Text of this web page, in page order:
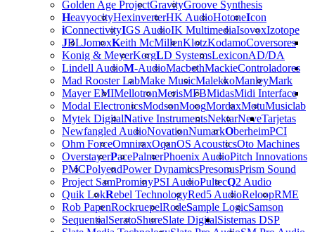
Golden Age ProjectGravityGroove Synthesis
HeavyocityHexinverterHK AudioHotoneIcon
iConnectivityIGS AudioIK MultimediaIsovoxIzotope
JBLJomoxKeith McMillenKlotzKodamo
Konig & MeyerKorgLD SystemsLexicon
Lindell AudioM-AudioMacbethMackie
Mad Rooster LabMake MusicMalekkoManleyMark
Mayer EMIMellotronMerisMFBMidas
Modal ElectronicsModsonMoogMordaxMotuMusiclab
Mytek DigitalNative InstrumentsNektarNeve
Newfangled AudioNovationNumarkOberheim
Ohm ForceOmniraxOqanOS AcousticsOto Machines
OverstayerPacePalmerPhoenix AudioPitch Innovations
PMCPolyendPower DynamicsPresonusPrism Sound
Project SamProminyPSI AudioPultecQ2 Audio
Quik LokRebel TechnologyRed5 AudioReloopRME
Rob PapenRockruepelRodeSample LogicSamson
SequentialSeratoShureSlate Digital
Coversores
AD/DA
Controladores
Midi Interface
Tarjetas
PCI
Sistemas DSP